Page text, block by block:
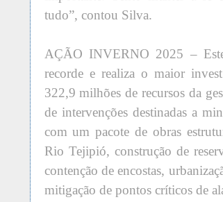
tudo”, contou Silva.
AÇÃO INVERNO 2025 –
recorde e realiza o maior
322,9 milhões de recursos da
de intervenções destinadas a
com um pacote de obras
Rio Tejipió, construção de
contenção de encostas,
mitigação de pontos críticos de